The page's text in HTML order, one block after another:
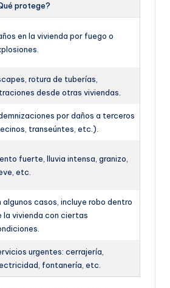
protege?
en la vivienda por fuego o
rotura de tuberías,
desde otras viviendas.
por daños a terceros
transeúntes, etc.).
fuerte, lluvia intensa, granizo,
etc.
algunos casos, incluye robo dentro
la vivienda con ciertas
urgentes: cerrajería,
fontanería, etc.